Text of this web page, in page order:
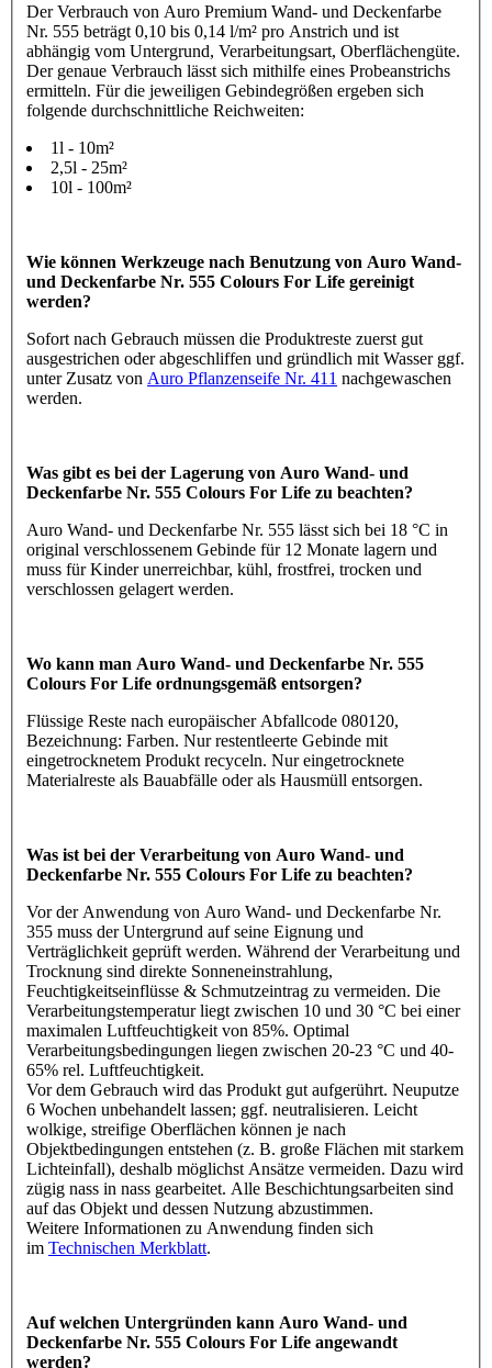
Der Verbrauch von Auro Premium Wand- und Deckenfarbe
Nr. 555 beträgt 0,10 bis 0,14 l/m² pro Anstrich und ist
abhängig vom Untergrund, Verarbeitungsart, Oberflächengüte.
Der genaue Verbrauch lässt sich mithilfe eines Probeanstrichs
ermitteln. Für die jeweiligen Gebindegrößen ergeben sich
folgende durchschnittliche Reichweiten:
1l - 10m²
2,5l - 25m²
10l - 100m²
Wie können Werkzeuge nach Benutzung von Auro Wand-
und Deckenfarbe Nr. 555 Colours For Life gereinigt
werden?
Sofort nach Gebrauch müssen die Produktreste zuerst gut
ausgestrichen oder abgeschliffen und gründlich mit Wasser ggf.
unter Zusatz von Auro Pflanzenseife Nr. 411 nachgewaschen
werden.
Was gibt es bei der Lagerung von Auro Wand- und
Deckenfarbe Nr. 555 Colours For Life zu beachten?
Auro Wand- und Deckenfarbe Nr. 555 lässt sich bei 18 °C in
original verschlossenem Gebinde für 12 Monate lagern und
muss für Kinder unerreichbar, kühl, frostfrei, trocken und
verschlossen gelagert werden.
Wo kann man Auro Wand- und Deckenfarbe Nr. 555
Colours For Life ordnungsgemäß entsorgen?
Flüssige Reste nach europäischer Abfallcode 080120,
Bezeichnung: Farben. Nur restentleerte Gebinde mit
eingetrocknetem Produkt recyceln. Nur eingetrocknete
Materialreste als Bauabfälle oder als Hausmüll entsorgen.
Was ist bei der Verarbeitung von Auro Wand- und
Deckenfarbe Nr. 555 Colours For Life zu beachten?
Vor der Anwendung von Auro Wand- und Deckenfarbe Nr.
355 muss der Untergrund auf seine Eignung und
Verträglichkeit geprüft werden. Während der Verarbeitung und
Trocknung sind direkte Sonneneinstrahlung,
Feuchtigkeitseinflüsse & Schmutzeintrag zu vermeiden. Die
Verarbeitungstemperatur liegt zwischen 10 und 30 °C bei einer
maximalen Luftfeuchtigkeit von 85%. Optimal
Verarbeitungsbedingungen liegen zwischen 20-23 °C und 40-
65% rel. Luftfeuchtigkeit.
Vor dem Gebrauch wird das Produkt gut aufgerührt. Neuputze
6 Wochen unbehandelt lassen; ggf. neutralisieren. Leicht
wolkige, streifige Oberflächen können je nach
Objektbedingungen entstehen (z. B. große Flächen mit starkem
Lichteinfall), deshalb möglichst Ansätze vermeiden. Dazu wird
zügig nass in nass gearbeitet. Alle Beschichtungsarbeiten sind
auf das Objekt und dessen Nutzung abzustimmen.
Weitere Informationen zu Anwendung finden sich
im Technischen Merkblatt.
Auf welchen Untergründen kann Auro Wand- und
Deckenfarbe Nr. 555 Colours For Life angewandt
werden?